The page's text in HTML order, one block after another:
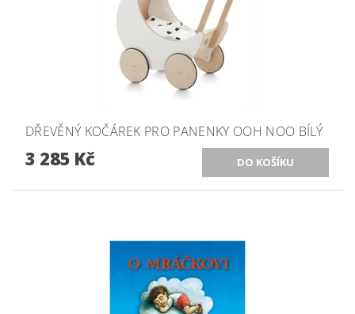
DŘEVĚNÝ KOČÁREK PRO PANENKY OOH NOO BÍLÝ
3 285 Kč